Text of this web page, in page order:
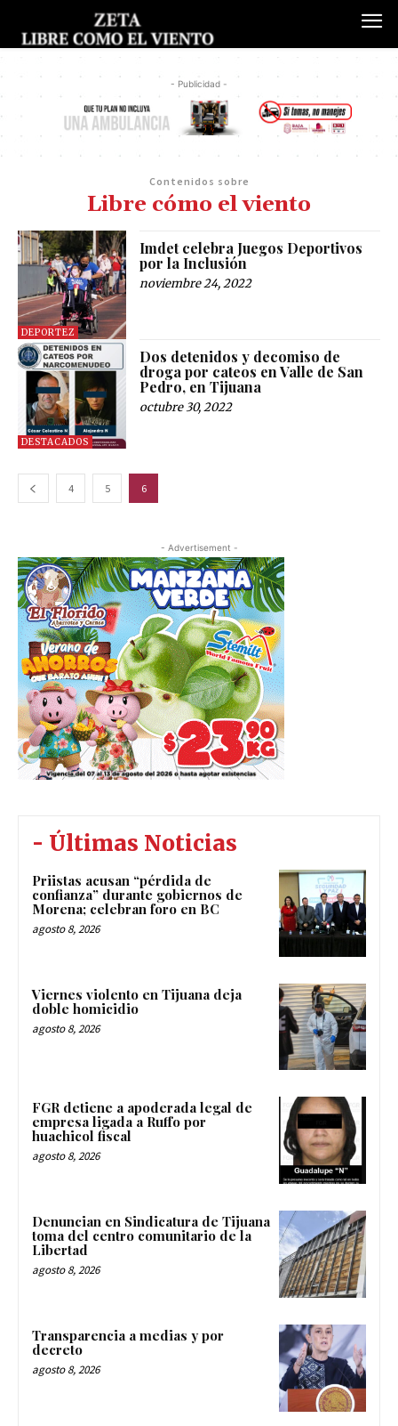
- Publicidad -
Contenidos sobre
Libre cómo el viento
DEPORTEZ
Imdet celebra Juegos Deportivos
por la Inclusión
noviembre 24, 2022
DESTACADOS
Dos detenidos y decomiso de
droga por cateos en Valle de San
Pedro, en Tijuana
octubre 30, 2022
4 5 6
- Advertisement -
- Últimas Noticias
Priistas acusan “pérdida de
confianza” durante gobiernos de
Morena; celebran foro en BC
agosto 8, 2026
Viernes violento en Tijuana deja
doble homicidio
agosto 8, 2026
FGR detiene a apoderada legal de
empresa ligada a Ruffo por
huachicol fiscal
agosto 8, 2026
Denuncian en Sindicatura de Tijuana
toma del centro comunitario de la
Libertad
agosto 8, 2026
Transparencia a medias y por
decreto
agosto 8, 2026